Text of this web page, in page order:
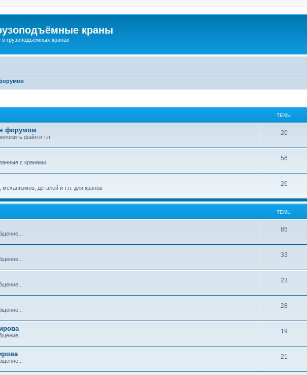
краны
о грузоподъёмных кранах
ТЕМЫ
форумом
файл и т.п.
20
с кранами.
56
механизмов, деталей и т.п. для кранов
26
ТЕМЫ
85
33
23
28
19
21